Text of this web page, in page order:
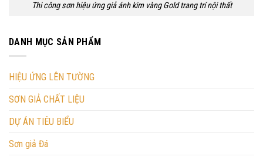
Thi công sơn hiệu ứng giả ánh kim vàng Gold trang trí nội thất
DANH MỤC SẢN PHẨM
HIỆU ỨNG LÊN TƯỜNG
SƠN GIẢ CHẤT LIỆU
DỰ ÁN TIÊU BIỂU
Sơn giả Đá